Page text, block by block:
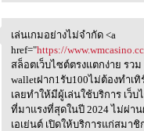
เล่นเกมอย่างไม่จำกั
เล่นเกมอย่างไม่จำกัด <a
href="https://
สล็อตเว็บไซต์ตรงแตกง่าย รวม
walletฝาก1รับ100ไม่ต้องทำเ
เลยทำให้มีผู้เล่นใช้บริการ เว็
ที่มาแรงที่สุดในปี 2024 ไม่ผ่า
เอเย่นต์ เปิดให้บริการแก่สม